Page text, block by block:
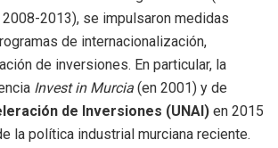
2008-2013), se impulsaron medidas
de internacionalización,
de inversiones. En particular, la
Invest in Murcia (en 2001) y de
de Inversiones (UNAI) en 2015
la política industrial murciana reciente.